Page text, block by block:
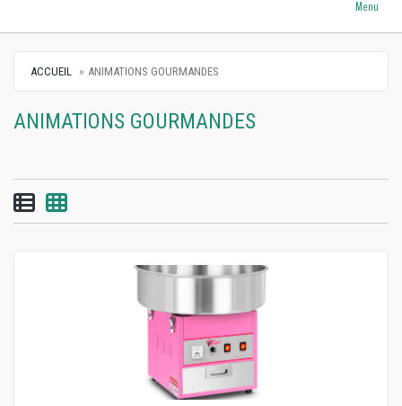
Menu
ACCUEIL ANIMATIONS GOURMANDES
ANIMATIONS GOURMANDES
Vue par liste
Vue par grille